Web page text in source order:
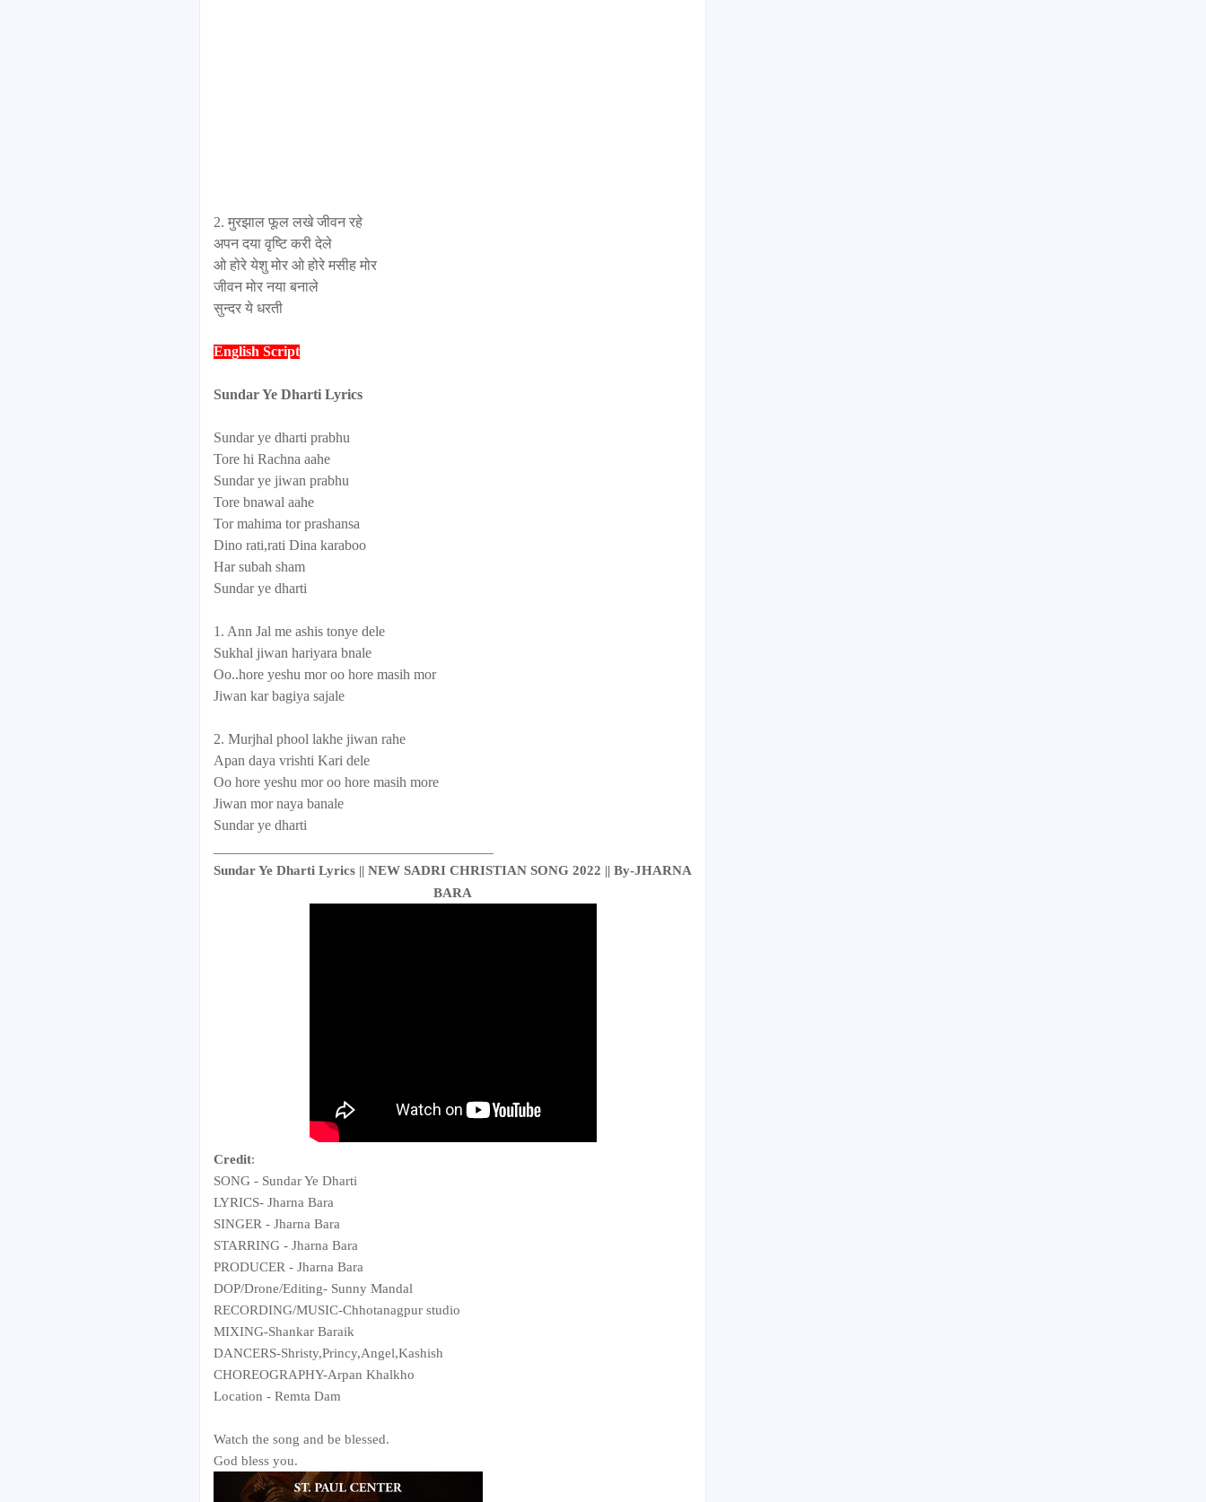
2. मुरझाल फूल लखे जीवन रहे
अपन दया वृष्टि करी देले
ओ होरे येशु मोर ओ होरे मसीह मोर
जीवन मोर नया बनाले
सुन्दर ये धरती
English Script
Sundar Ye Dharti Lyrics
Sundar ye dharti prabhu
Tore hi Rachna aahe
Sundar ye jiwan prabhu
Tore bnawal aahe
Tor mahima tor prashansa
Dino rati,rati Dina karaboo
Har subah sham
Sundar ye dharti
1. Ann Jal me ashis tonye dele
Sukhal jiwan hariyara bnale
Oo..hore yeshu mor oo hore masih mor
Jiwan kar bagiya sajale
2. Murjhal phool lakhe jiwan rahe
Apan daya vrishti Kari dele
Oo hore yeshu mor oo hore masih more
Jiwan mor naya banale
Sundar ye dharti
Sundar Ye Dharti Lyrics || NEW SADRI CHRISTIAN SONG 2022 || By-JHARNA
BARA
Credit:
SONG - Sundar Ye Dharti
LYRICS- Jharna Bara
SINGER - Jharna Bara
STARRING - Jharna Bara
PRODUCER - Jharna Bara
DOP/Drone/Editing- Sunny Mandal
RECORDING/MUSIC-Chhotanagpur studio
MIXING-Shankar Baraik
DANCERS-Shristy,Princy,Angel,Kashish
CHOREOGRAPHY-Arpan Khalkho
Location - Remta Dam
Watch the song and be blessed.
God bless you.